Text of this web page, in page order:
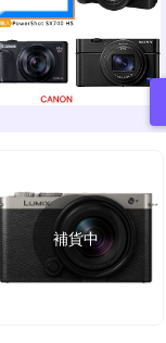
補貨中